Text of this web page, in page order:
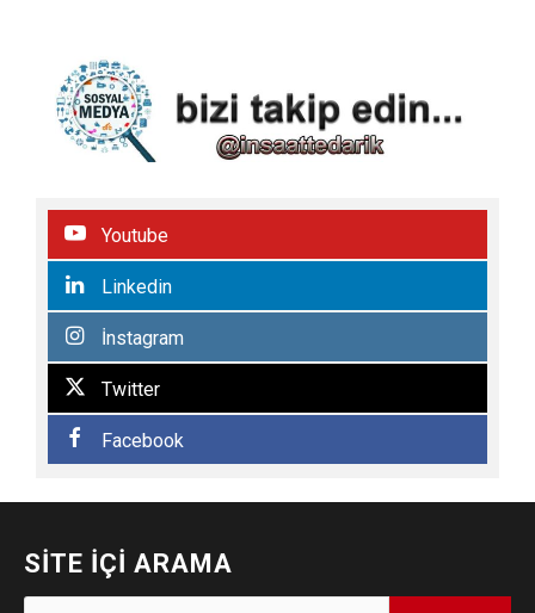
Youtube
Linkedin
İnstagram
Twitter
Facebook
SITE İÇI ARAMA